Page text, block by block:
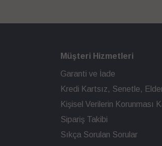
Müşteri Hizmetleri
Garanti ve İade
Kredi Kartsız, Senetle,
Kişisel Verilerin Korunması
Sipariş Takibi
Sıkça Sorulan Sorular